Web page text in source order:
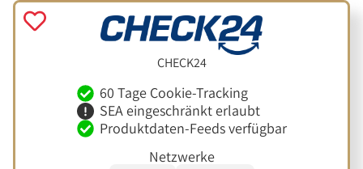
CHECK24
60 Tage Cookie-Tracking
SEA eingeschränkt erlaubt
Produktdaten-Feeds verfügbar
Netzwerke